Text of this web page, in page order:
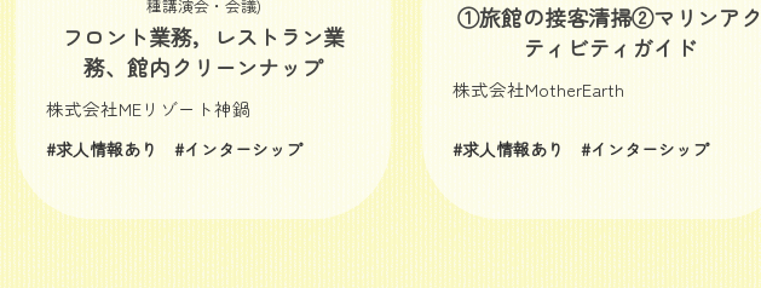
種講演会・会議)
フロント業務，レストラン業
務、館内クリーンナップ
株式会社MEリゾート神鍋
#求人情報あり #インターシップ
①旅館の接客清掃②マリンアク
ティビティガイド
株式会社MotherEarth
#求人情報あり #インターシップ